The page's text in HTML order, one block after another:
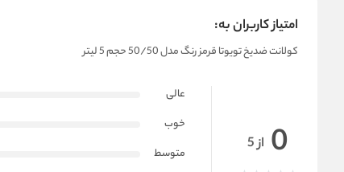
امتیاز کاربران به:
کولانت ضدیخ تویوتا قرمز رنگ مدل 50/50 حجم 5 لیتر
0 از 5
عالی
خوب
متوسط